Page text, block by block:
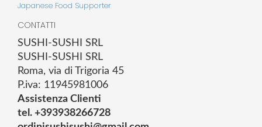
Japanese Food Supporter
CONTATTI
SUSHI-SUSHI SRL
SUSHI-SUSHI SRL
Roma, via di Trigoria 45
P.iva: 11945981006
Assistenza Clienti
tel. +393938266728